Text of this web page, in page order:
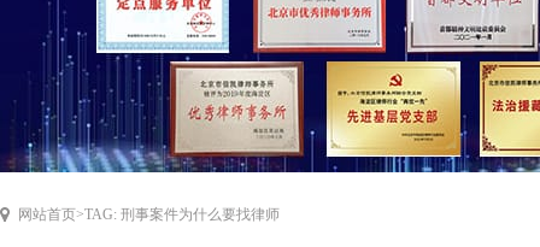
网站首页>TAG: 刑事案件为什么要找律师